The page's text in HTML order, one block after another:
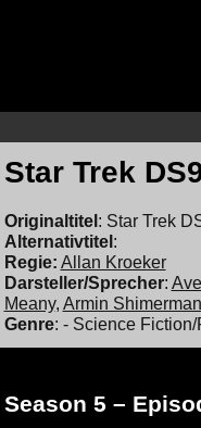
Star Trek
Originaltitel: Star Trek
Alternativtitel:
Regie: Allan Kroeker
Darsteller/Sprecher:
Meany, Armin Shimerman
Genre: - Science
Season 5 –